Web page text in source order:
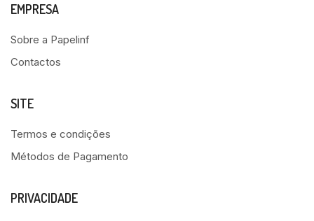
EMPRESA
Sobre a Papelinf
Contactos
SITE
Termos e condições
Métodos de Pagamento
PRIVACIDADE